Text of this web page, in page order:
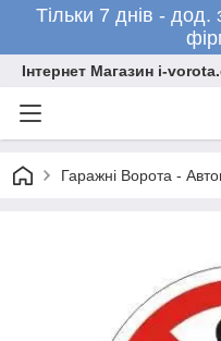
Тільки 7 днів - дод.
Інтернет Магазин i-
Гаражні Ворота -